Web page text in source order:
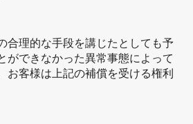
合理的な手段を講じたとしても予
ができなかった異常事態によって
お客様は上記の補償を受ける権利